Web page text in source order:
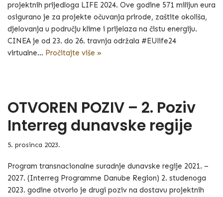
projektnih prijedloga LIFE 2024. Ove godine 571 milijun eura
osigurano je za projekte očuvanja prirode, zaštite okoliša,
djelovanja u području klime i prijelaza na čistu energiju.
CINEA je od 23. do 26. travnja održala #EUlife24
virtualne… Pročitajte više »
OTVOREN POZIV – 2. Poziv
Interreg dunavske regije
5. prosinca 2023.
Program transnacionalne suradnje dunavske regije 2021. –
2027. (Interreg Programme Danube Region) 2. studenoga
2023. godine otvorio je drugi poziv na dostavu projektnih